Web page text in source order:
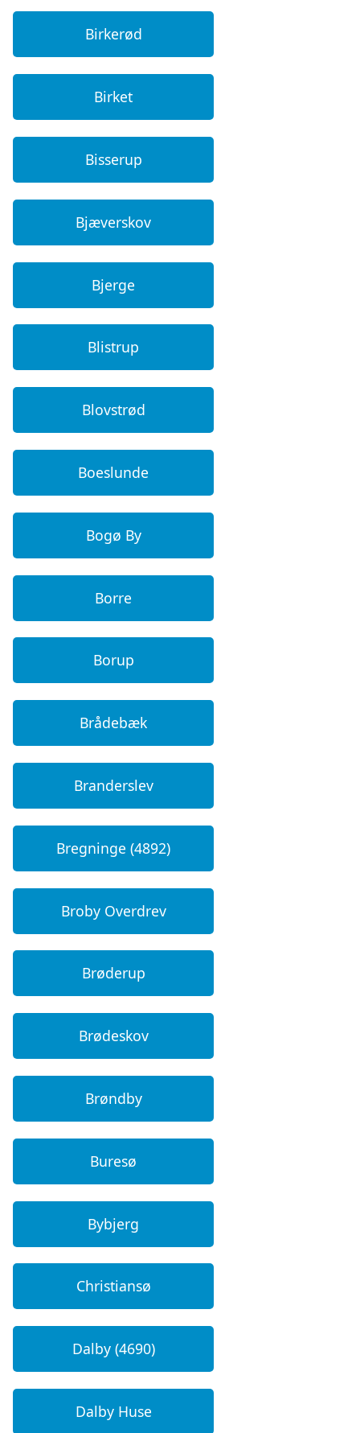
Birkerød
Birket
Bisserup
Bjæverskov
Bjerge
Blistrup
Blovstrød
Boeslunde
Bogø By
Borre
Borup
Brådebæk
Branderslev
Bregninge (4892)
Broby Overdrev
Brøderup
Brødeskov
Brøndby
Buresø
Bybjerg
Christiansø
Dalby (4690)
Dalby Huse